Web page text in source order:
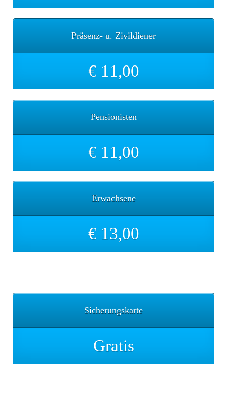
Präsenz- u. Zivildiener
€ 11,00
Pensionisten
€ 11,00
Erwachsene
€ 13,00
Sicherungskarte
Gratis